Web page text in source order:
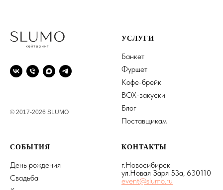
© 2017-2026 SLUMO
УСЛУГИ
Банкет
Фуршет
Кофе-брейк
BOX-закуски
Блог
Поставщикам
СОБЫТИЯ
День рождения
Свадьба
КОНТАКТЫ
г.Новосибирск
ул.Новая Заря 53а, 630110
event@slumo.ru